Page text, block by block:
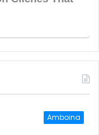
Amboina